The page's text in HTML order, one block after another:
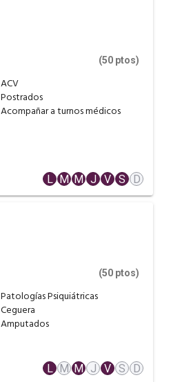
(50 ptos)
ACV
Postrados
Acompañar a turnos médicos
L M M J V S D
(50 ptos)
Patologías Psiquiátricas
Ceguera
Amputados
L M M J V S D